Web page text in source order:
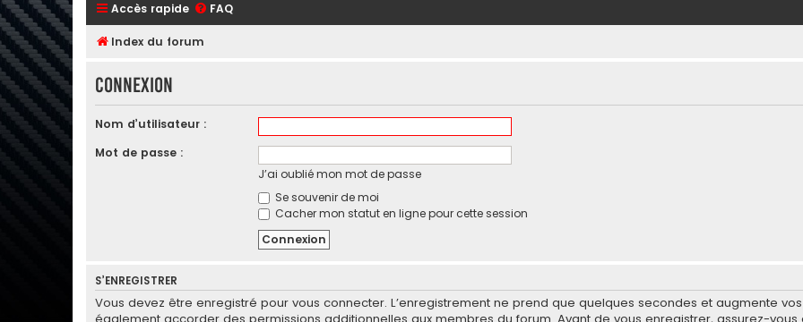
Accès rapide FAQ
Index du forum
Connexion
Nom d’utilisateur :
Mot de passe :
J’ai oublié mon mot de passe
Se souvenir de moi
Cacher mon statut en ligne pour cette session
S’ENREGISTRER
Vous devez être enregistré pour vous connecter. L’enregistrement ne prend que quelques secondes et augmente